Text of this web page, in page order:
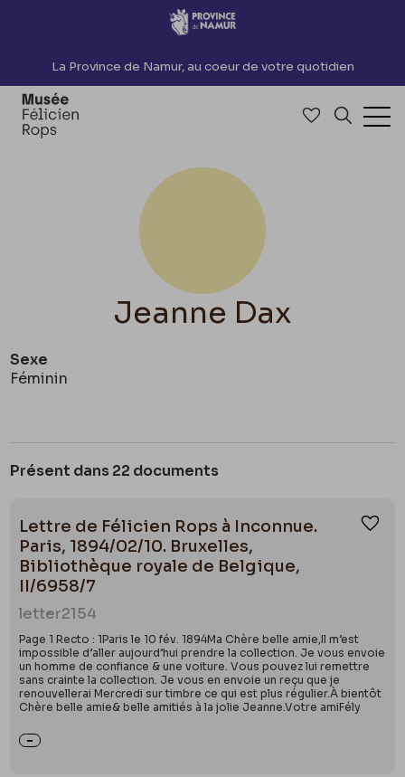
Accèder directement au contenu
La Province de Namur, au coeur de votre quotidien
Accéder à
Jeanne Dax
Sexe
Féminin
Présent dans 22 documents
Lettre de Félicien Rops à Inconnue.
Paris, 1894/02/10. Bruxelles,
Bibliothèque royale de Belgique,
II/6958/7
letter2154
Page 1 Recto : 1Paris le 10 fév. 1894Ma Chère belle amie,Il m’est
impossible d’aller aujourd’hui prendre la collection. Je vous envoie
un homme de confiance & une voiture. Vous pouvez lui remettre
sans crainte la collection. Je vous en envoie un reçu que je
renouvellerai Mercredi sur timbre ce qui est plus régulier.À bientôt
Chère belle amie& belle amitiés à la jolie Jeanne.Votre amiFély